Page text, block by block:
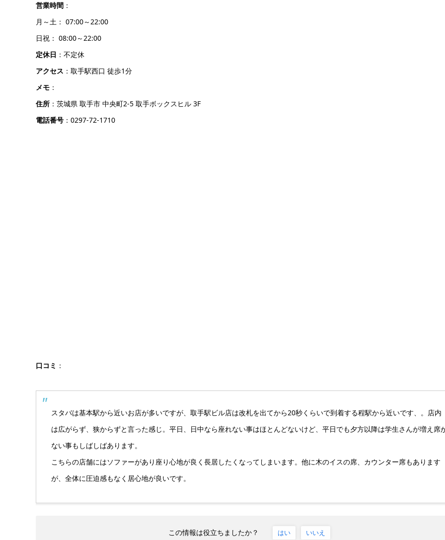
営業時間 ：
月～土： 07:00～22:00
日祝： 08:00～22:00
定休日 ：不定休
アクセス ：取手駅西口 徒歩1分
メモ ：
住所 ：茨城県 取手市 中央町2-5 取手ボックスヒル 3F
電話番号 ：0297-72-1710
口コミ ：
スタバは基本駅から近いお店が多いですが、取手駅ビル店は改札を出てから20秒くらいで到着する程駅から近いです、。店内
は広がらず、狭からずと言った感じ。平日、日中なら座れない事はほとんどないけど、平日でも夕方以降は学生さんが増え席
ない事もしばしばあります。
こちらの店舗にはソファーがあり座り心地が良く長居したくなってしまいます。他に木のイスの席、カウンター席もあります
が、全体に圧迫感もなく居心地が良いです。
この情報は役立ちましたか？ はい いいえ